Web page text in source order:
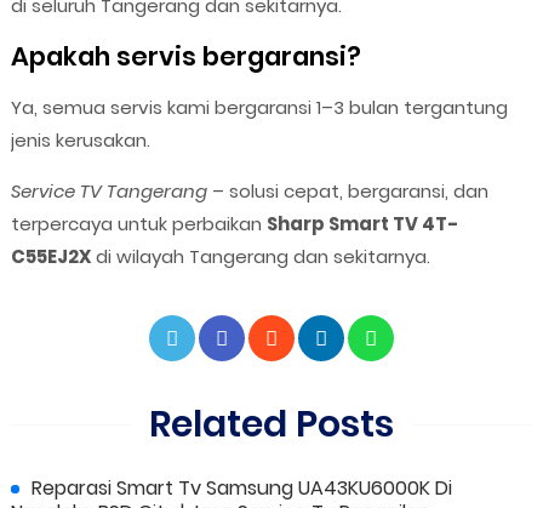
di seluruh Tangerang dan sekitarnya.
Apakah servis bergaransi?
Ya, semua servis kami bergaransi 1–3 bulan tergantung
jenis kerusakan.
Service TV Tangerang– solusi cepat, bergaransi, dan
terpercaya untuk perbaikan Sharp Smart TV 4T-
C55EJ2Xdi wilayah Tangerang dan sekitarnya.
Related Posts
Reparasi Smart Tv Samsung UA43KU6000K Di